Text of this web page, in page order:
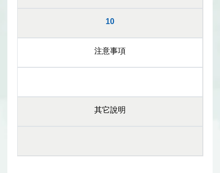
10
注意事項
其它說明